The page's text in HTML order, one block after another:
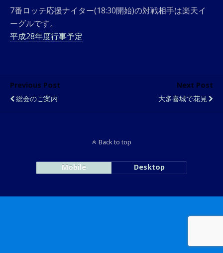
7番ロッテ応援ナイター(18:30開始)の対戦相手は楽天イ
ーグルです。
平成28年度行事予定
Previous Post
総会のご案内
Next Post
大多喜城で花見
Back to top
Mobile Desktop